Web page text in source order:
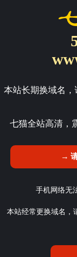
本站长期换域名
七猫全站高清，
→
手机网络无
本站经常更换域名，